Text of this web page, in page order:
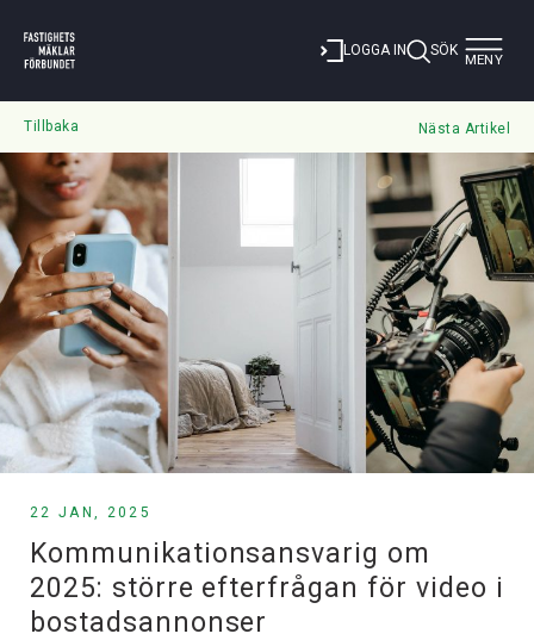
LOGGA IN SÖK Toggle
MENY
Tillbaka Nästa Artikel
22 JAN, 2025
Kommunikationsansvarig om
2025: större efterfrågan för video i
bostadsannonser